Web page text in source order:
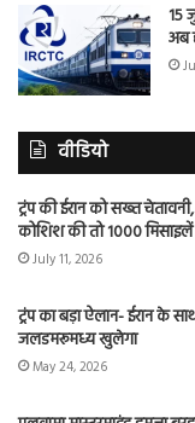
15
अब
वीडियो
ट्रंप की ईरान को सख्त
कोशिश की तो 1000 मिसाइलें
July 11, 2026
ट्रंप का बड़ा ऐलान- ईरान के
जलडमरूमध्य खुलेगा
May 24, 2026